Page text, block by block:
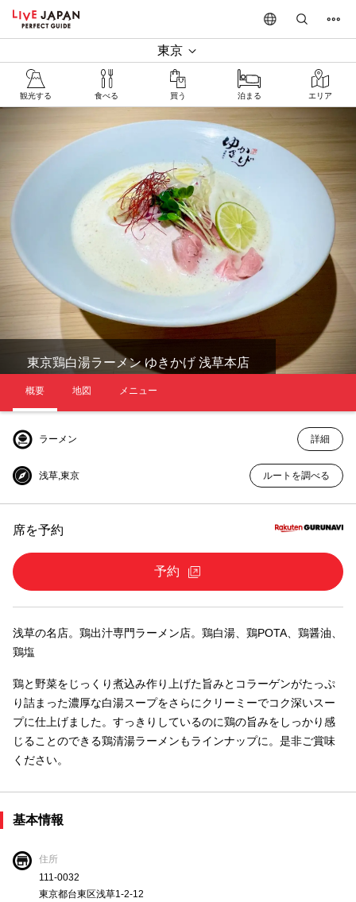
東京
観光する 食べる 買う 泊まる エリア
東京鶏白湯ラーメン ゆきかげ 浅草本店
概要 地図 メニュー
ラーメン 詳細
浅草,東京 ルートを調べる
席を予約
予約
浅草の名店。鶏出汁専門ラーメン店。鶏白湯、鶏POTA、鶏醤油、
鶏塩
鶏と野菜をじっくり煮込み作り上げた旨みとコラーゲンがたっぷ
り詰まった濃厚な白湯スープをさらにクリーミーでコク深いスー
プに仕上げました。すっきりしているのに鶏の旨みをしっかり感
じることのできる鶏清湯ラーメンもラインナップに。是非ご賞味
ください。
基本情報
住所
111-0032
東京都台東区浅草1-2-12